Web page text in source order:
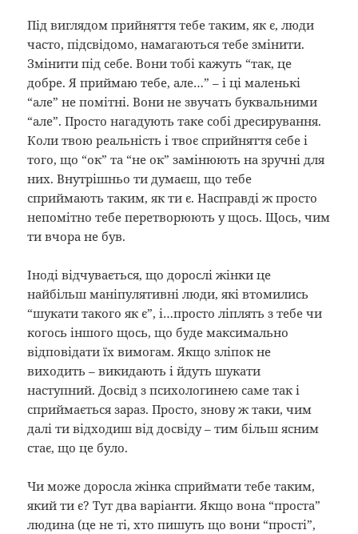
Під виглядом прийняття тебе таким, як є, люди
часто, підсвідомо, намагаються тебе змінити.
Змінити під себе. Вони тобі кажуть “так, це
добре. Я приймаю тебе, але…” – і ці маленькі
“але” не помітні. Вони не звучать буквальними
“але”. Просто нагадують таке собі дресирування.
Коли твою реальність і твоє сприйняття себе і
того, що “ок” та “не ок” замінюють на зручні для
них. Внутрішньо ти думаєш, що тебе
сприймають таким, як ти є. Насправді ж просто
непомітно тебе перетворюють у щось. Щось, чим
ти вчора не був.
Іноді відчувається, що дорослі жінки це
найбільш маніпулятивні люди, які втомились
“шукати такого як є”, і…просто ліплять з тебе чи
когось іншого щось, що буде максимально
відповідати їх вимогам. Якщо зліпок не
виходить – викидають і йдуть шукати
наступний. Досвід з психологинею саме так і
сприймається зараз. Просто, знову ж таки, чим
далі ти відходиш від досвіду – тим більш ясним
стає, що це було.
Чи може доросла жінка сприймати тебе таким,
який ти є? Тут два варіанти. Якщо вона “проста”
людина (це не ті, хто пишуть що вони “прості”,